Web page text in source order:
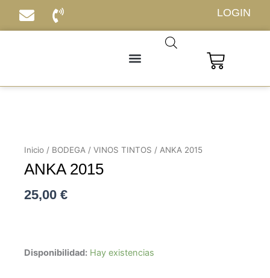
LOGIN
Carrito
Inicio / BODEGA / VINOS TINTOS / ANKA 2015
ANKA 2015
25,00 €
Disponibilidad: Hay existencias
ANKA